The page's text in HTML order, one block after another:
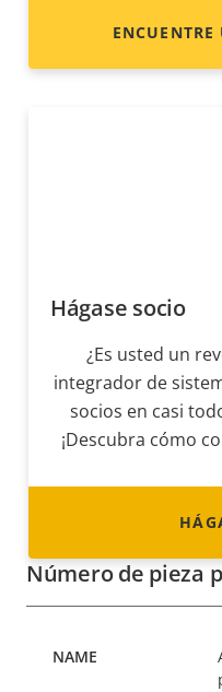
Hágase socio
¿Es usted un
integrador de
socios en casi
¡Descubra cómo
Número de pieza